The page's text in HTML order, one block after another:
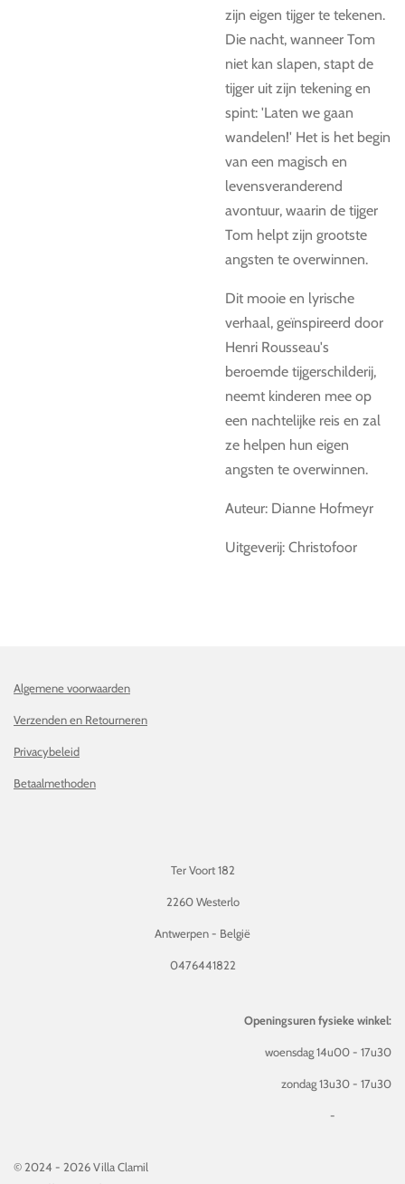
zijn eigen tijger te tekenen.
Die nacht, wanneer Tom
niet kan slapen, stapt de
tijger uit zijn tekening en
spint: 'Laten we gaan
wandelen!' Het is het begin
van een magisch en
levensveranderend
avontuur, waarin de tijger
Tom helpt zijn grootste
angsten te overwinnen.
Dit mooie en lyrische
verhaal, geïnspireerd door
Henri Rousseau's
beroemde tijgerschilderij,
neemt kinderen mee op
een nachtelijke reis en zal
ze helpen hun eigen
angsten te overwinnen.
Auteur: Dianne Hofmeyr
Uitgeverij: Christofoor
Algemene voorwaarden
Verzenden en Retourneren
Privacybeleid
Betaalmethoden
Ter Voort 182
2260 Westerlo
Antwerpen - België
0476441822
Openingsuren fysieke winkel:
woensdag 14u00 - 17u30
zondag 13u30 - 17u30
-
© 2024 - 2026 Villa Clamil